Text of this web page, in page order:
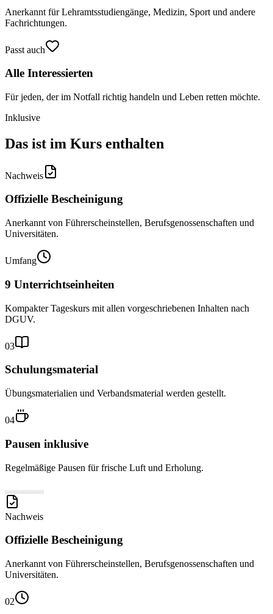
Anerkannt für Lehramtsstudiengänge, Medizin, Sport und andere
Fachrichtungen.
Passt auch
Alle Interessierten
Für jeden, der im Notfall richtig handeln und Leben retten möchte.
Inklusive
Das ist im Kurs enthalten
Nachweis
Offizielle Bescheinigung
Anerkannt von Führerscheinstellen, Berufsgenossenschaften und
Universitäten.
Umfang
9 Unterrichtseinheiten
Kompakter Tageskurs mit allen vorgeschriebenen Inhalten nach
DGUV.
03
Schulungsmaterial
Übungsmaterialien und Verbandsmaterial werden gestellt.
04
Pausen inklusive
Regelmäßige Pausen für frische Luft und Erholung.
Nachweis
Offizielle Bescheinigung
Anerkannt von Führerscheinstellen, Berufsgenossenschaften und
Universitäten.
02